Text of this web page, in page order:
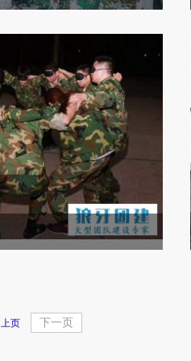
上页 下一页